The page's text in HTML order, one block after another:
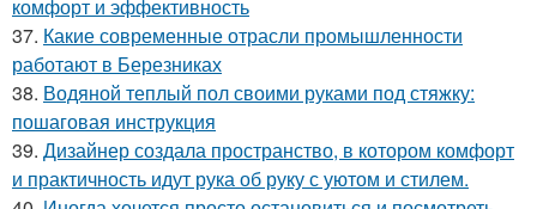
комфорт и эффективность
37. Какие современные отрасли промышленности
работают в Березниках
38. Водяной теплый пол своими руками под стяжку:
пошаговая инструкция
39. Дизайнер создала пространство, в котором комфорт
и практичность идут рука об руку с уютом и стилем.